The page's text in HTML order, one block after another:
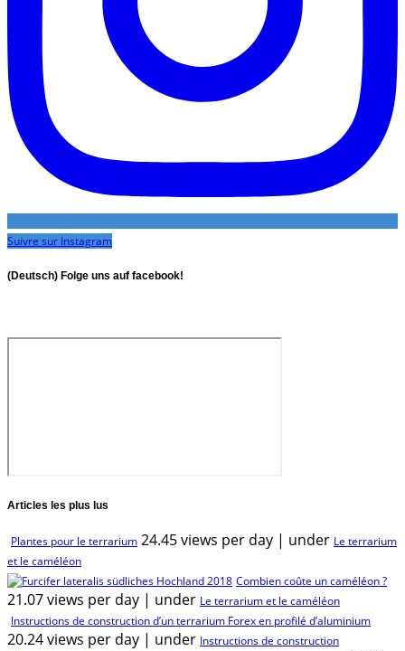
Suivre sur Instagram
(Deutsch) Folge uns auf facebook!
Articles les plus lus
Plantes pour le terrarium 24.45 views per day | under Le terrarium
et le caméléon
Combien coûte un caméléon ?
21.07 views per day | under Le terrarium et le caméléon
Instructions de construction d’un terrarium Forex en profilé d’aluminium
20.24 views per day | under Instructions de construction